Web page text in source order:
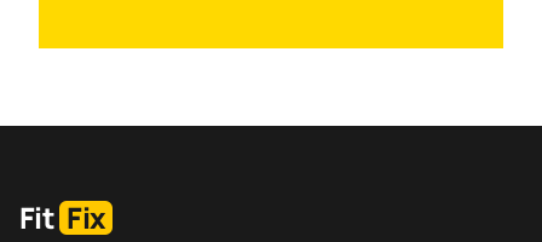
Fit Fix